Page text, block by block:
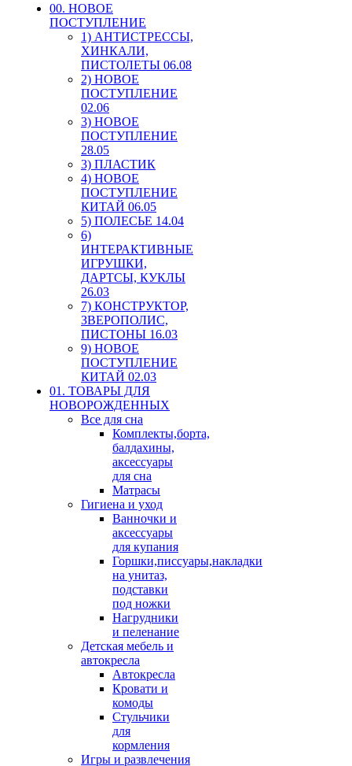
00. HОВОЕ
ПОСТУПЛЕНИЕ
1) АНТИСТРЕССЫ,
ХИНКАЛИ,
ПИСТОЛЕТЫ 06.08
2) НОВОЕ
ПОСТУПЛЕНИЕ
02.06
3) НОВОЕ
ПОСТУПЛЕНИЕ
28.05
3) ПЛАСТИК
4) НОВОЕ
ПОСТУПЛЕНИЕ
КИТАЙ 06.05
5) ПОЛЕСЬЕ 14.04
6)
ИНТЕРАКТИВНЫЕ
ИГРУШКИ,
ДАРТСЫ, КУКЛЫ
26.03
7) КОНСТРУКТОР,
ЗВЕРОПОЛИС,
ПИСТОНЫ 16.03
9) НОВОЕ
ПОСТУПЛЕНИЕ
КИТАЙ 02.03
01. ТОВАРЫ ДЛЯ
НОВОРОЖДЕННЫХ
Все для сна
Комплекты,борта,
балдахины,
аксессуары
для сна
Матрасы
Гигиена и уход
Ванночки и
аксессуары
для купания
Горшки,писсуары,накладки
на унитаз,
подставки
под ножки
Нагрудники
и пеленание
Детская мебель и
автокресла
Автокресла
Кровати и
комоды
Стульчики
для
кормления
Игры и развлечения